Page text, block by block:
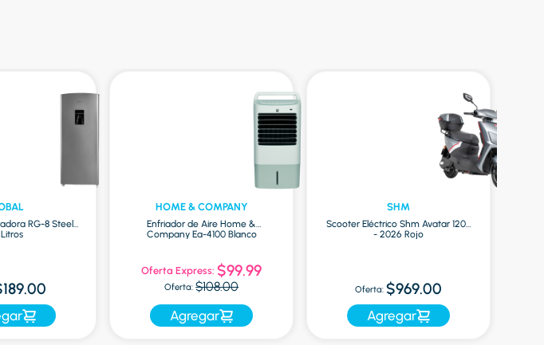
RG-8 Steel |
Litros
HOME & COMPANY
Enfriador de Aire Home &
Company Ea-4100 Blanco
Oferta Express: $99.99
Oferta: $108.00
Agregar
SHM
Scooter Eléctrico Shm Avatar 1200
- 2026 Rojo
Oferta: $969.00
Agregar